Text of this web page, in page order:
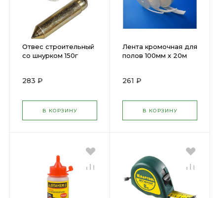
Отвес строительный
со шнурком 150г
283 ₽
В КОРЗИНУ
Лента кромочная для
полов 100мм х 20м
261 ₽
В КОРЗИНУ